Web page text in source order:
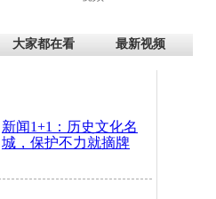
大家都在看 最新视频
新闻1+1：历史文化名
城，保护不力就摘牌